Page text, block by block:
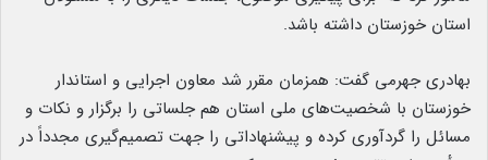
استان خوزستان داشته باشد.
بهادری جهرمی گفت: همزمان مقرر شد معاون اجرایی و استاندار
خوزستان با شخصیت‌های ملی استان هم جلساتی را برگزار و نکات و
مسائل را گردآوری کرده و پیشنهاداتی را جهت تصمیم‌گیری مجدداً در